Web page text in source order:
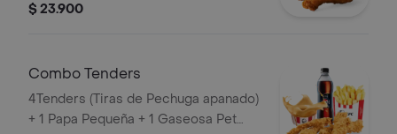
$ 23.900
Combo Tenders
4Tenders (Tiras de Pechuga apanado)
+ 1 Papa Pequeña + 1 Gaseosa Pet